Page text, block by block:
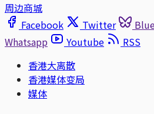
周边商城
Facebook
Twitter
Whatsapp
Youtube
RSS
香港大离散
香港媒体变局
媒体